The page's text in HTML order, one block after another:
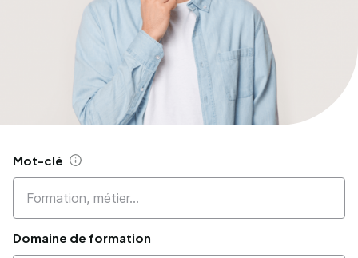
Mot-clé Aide
Domaine de formation